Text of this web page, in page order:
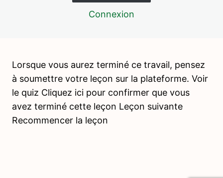
4 leçons, 3 quiz
PSYCHOPEDAGOGIE 4 – LES
PERIODES SENSIBLES
VIE PRATIQUE – ACTIVITÉS DE SOIN
DE LA PERSONNE
Connexion
Lorsque vous aurez terminé ce travail, pensez
à soumettre votre leçon sur la plateforme. Voir
le quiz Cliquez ici pour confirmer que vous
avez terminé cette leçon Leçon suivante
Recommencer la leçon